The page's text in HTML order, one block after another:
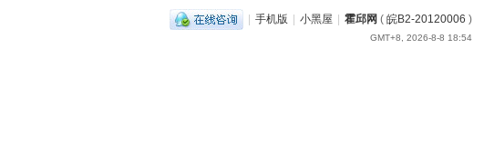
| 手机版 | 小黑屋 | 霍邱网 ( 皖B2-20120006 )
GMT+8, 2026-8-8 18:54